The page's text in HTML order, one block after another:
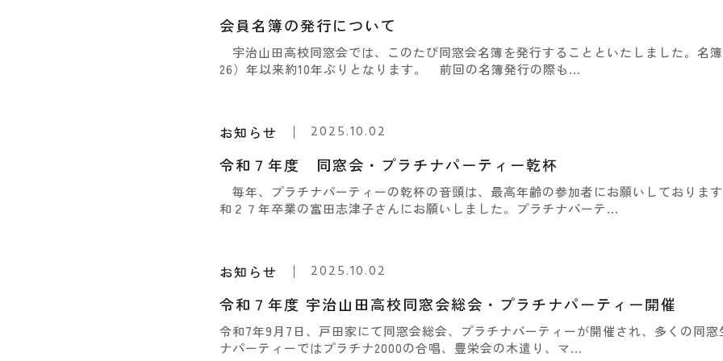
会員名簿の発行について
宇治山田高校同窓会では、このたび同窓会名簿を発行することといたしました。名
26）年以来約10年ぶりとなります。 前回の名簿発行の際も...
お知らせ
2025.10.02
令和７年度 同窓会・プラチナパーティー乾杯
毎年、プラチナパーティーの乾杯の音頭は、最高年齢の参加者にお願いしておりま
和２７年卒業の富田志津子さんにお願いしました。プラチナパーテ...
お知らせ
2025.10.02
令和７年度 宇治山田高校同窓会総会・プラチナパーティー開催
令和7年9月7日、戸田家にて同窓会総会、プラチナパーティーが開催され、多くの同
ナパーティーではプラチナ2000の合唱、豊栄会の木遣り、マ...